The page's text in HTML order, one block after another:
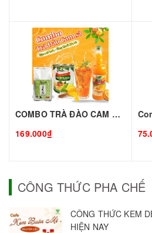
COMBO TRÀ ĐÀO CAM SẢ - Giải Nhiệt Mùa Hè
169.000₫
CÔNG THỨC PHA CHẾ
CÔNG THỨC KEM
HIỆN NAY